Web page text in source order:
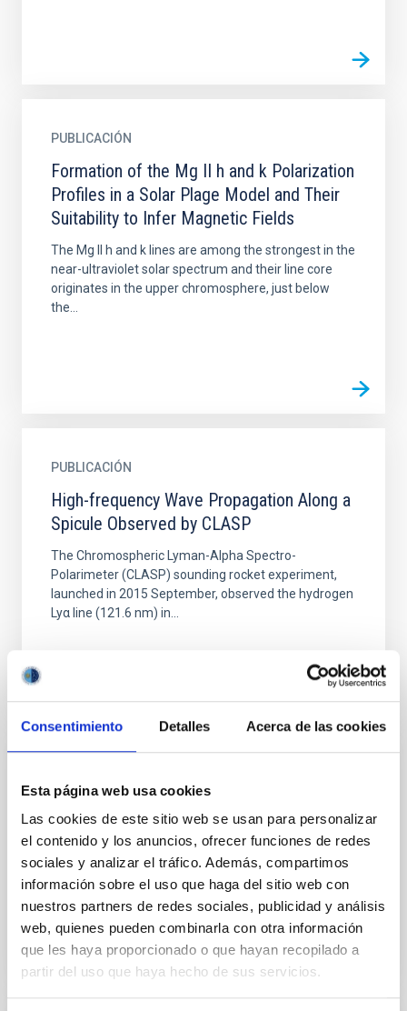
Consentimiento Detalles Acerca de las cookies
Esta página web usa cookies
Las cookies de este sitio web se usan para personalizar
el contenido y los anuncios, ofrecer funciones de redes
sociales y analizar el tráfico. Además, compartimos
información sobre el uso que haga del sitio web con
nuestros partners de redes sociales, publicidad y análisis
web, quienes pueden combinarla con otra información
que les haya proporcionado o que hayan recopilado a
partir del uso que haya hecho de sus servicios.
PUBLICACIÓN
Formation of the Mg II h and k Polarization
Profiles in a Solar Plage Model and Their
Suitability to Infer Magnetic Fields
The Mg II h and k lines are among the strongest in the
near-ultraviolet solar spectrum and their line core
originates in the upper chromosphere, just below
the...
PUBLICACIÓN
High-frequency Wave Propagation Along a
Spicule Observed by CLASP
The Chromospheric Lyman-Alpha Spectro-
Polarimeter (CLASP) sounding rocket experiment,
launched in 2015 September, observed the hydrogen
Lyα line (121.6 nm) in...
On the Origin of Coronal Picoflare Jets
Small-scale jet-like eruptions, such as picoflare jets
and jetlets, are recognized as potential contributors